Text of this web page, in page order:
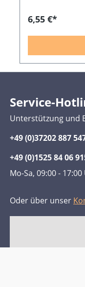
6,55 €*
Service-
Unterstützung und
+49 (0)37202 887
+49 (0)1525 84 06
Mo-Sa, 09:00 -
Oder über unser